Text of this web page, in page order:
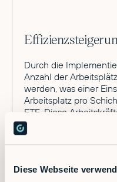
Diese Webseite
Durch die
Anzahl der
werden, was einer
Arbeitsplatz pro
FTE. Diese
gewinnbringend an
werden.
nun äußerst